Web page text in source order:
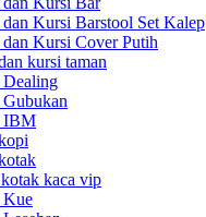
Kursi Barstool Set Kalep
Kursi Cover Putih
kursi taman
Dealing
IBM
kaca vip
Kue